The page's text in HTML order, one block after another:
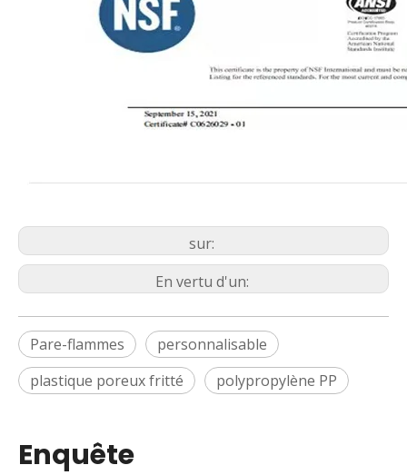
sur:
En vertu d'un:
Pare-flammes
personnalisable
plastique poreux fritté
polypropylène PP
Enquête